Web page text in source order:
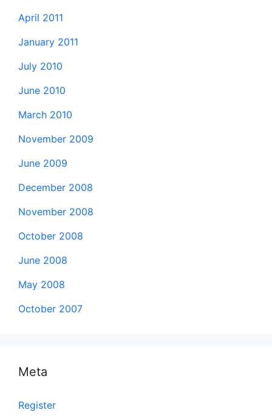
April 2011
January 2011
July 2010
June 2010
March 2010
November 2009
June 2009
December 2008
November 2008
October 2008
June 2008
May 2008
October 2007
Meta
Register